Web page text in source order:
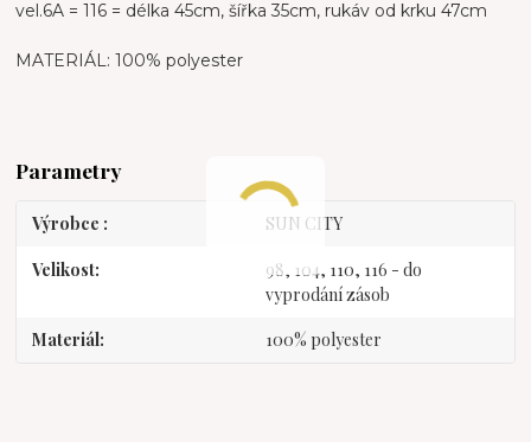
vel.6A = 116 = délka 45cm, šířka 35cm, rukáv od krku 47cm
MATERIÁL: 100% polyester
Parametry
Výrobce SUN CITY
Velikost
98, 104, 110, 116 - do
vyprodání zásob
Materiál 100% polyester